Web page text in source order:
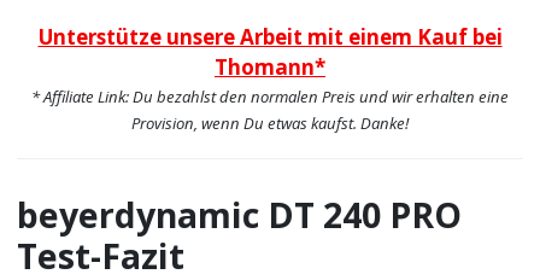
Unterstütze unsere Arbeit mit einem Kauf bei
Thomann*
* Affiliate Link: Du bezahlst den normalen Preis und wir erhalten eine
Provision, wenn Du etwas kaufst. Danke!
beyerdynamic DT 240 PRO
Test-Fazit